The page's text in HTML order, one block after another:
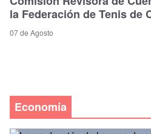
la Federación de Tenis de
07 de Agosto
Economía